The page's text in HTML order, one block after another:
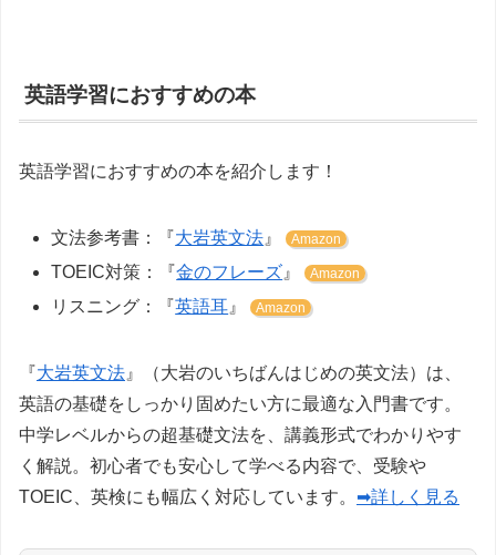
英語学習におすすめの本
英語学習におすすめの本を紹介します！
文法参考書：『大岩英文法 』 Amazon
TOEIC対策：『金のフレーズ 』 Amazon
リスニング：『英語耳』 Amazon
『大岩英文法』（大岩のいちばんはじめの英文法）は、
英語の基礎をしっかり固めたい方に最適な入門書です。
中学レベルからの超基礎文法を、講義形式でわかりやす
く解説。初心者でも安心して学べる内容で、受験や
TOEIC、英検にも幅広く対応しています。 ➡詳しく見る